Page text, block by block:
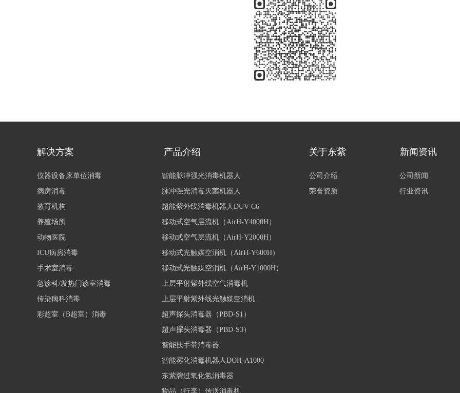
解决方案
仪器设备床单位消毒
病房消毒
教育机构
养殖场所
动物医院
ICU病房消毒
手术室消毒
急诊科/发热门诊室消毒
传染病科消毒
彩超室（B超室）消毒
产品介绍
智能脉冲强光消毒机器人
脉冲强光消毒灭菌机器人
超能紫外线消毒机器人DUV-C6
移动式空气层流机（AirH-Y4000H）
移动式空气层流机（AirH-Y2000H）
移动式光触媒空消机（AirH-Y600H）
移动式光触媒空消机（AirH-Y1000H）
上层平射紫外线空气消毒机
上层平射紫外线光触媒空消机
超声探头消毒器（PBD-S1）
超声探头消毒器（PBD-S3）
智能扶手带消毒器
智能雾化消毒机器人DOH-A1000
东紫牌过氧化氢消毒器
物品（行李）传送消毒机
关于东紫 新闻资讯
公司新闻
行业资讯
公司介绍
荣誉资质